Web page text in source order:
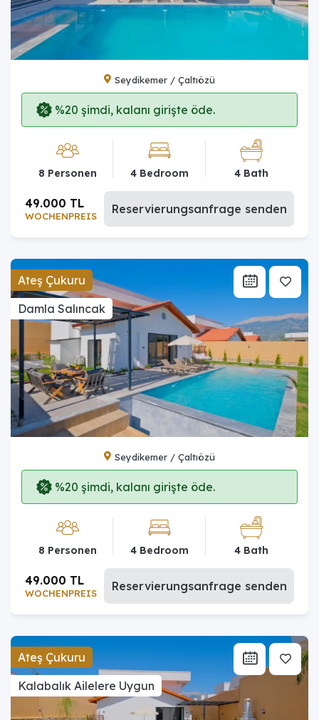
Seydikemer / Çaltıözü
%20 şimdi, kalanı girişte öde.
8 Personen 4 Bedroom 4 Bath
WOCHENPREIS
49.000 TL Reservierungsanfrage senden
Ateş Çukuru
Damla Salıncak
Seydikemer / Çaltıözü
%20 şimdi, kalanı girişte öde.
8 Personen 4 Bedroom 4 Bath
WOCHENPREIS
49.000 TL Reservierungsanfrage senden
Ateş Çukuru
Kalabalık Ailelere Uygun